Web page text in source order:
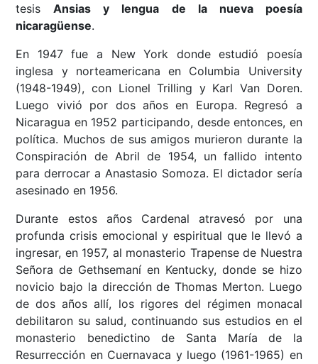
tesisAnsias y lengua de la nueva poesía
nicaragüense.
En 1947 fue a New York donde estudió poesía
inglesa y norteamericana en Columbia University
(1948-1949), con Lionel Trilling y Karl Van Doren.
Luego vivió por dos años en Europa. Regresó a
Nicaragua en 1952 participando, desde entonces, en
política. Muchos de sus amigos murieron durante la
Conspiración de Abril de 1954, un fallido intento
para derrocar a Anastasio Somoza. El dictador sería
asesinado en 1956.
Durante estos años Cardenal atravesó por una
profunda crisis emocional y espiritual que le llevó a
ingresar, en 1957, al monasterio Trapense de Nuestra
Señora de Gethsemaní en Kentucky, donde se hizo
novicio bajo la dirección de Thomas Merton. Luego
de dos años allí, los rigores del régimen monacal
debilitaron su salud, continuando sus estudios en el
monasterio benedictino de Santa María de la
Resurrección en Cuernavaca y luego (1961-1965) en